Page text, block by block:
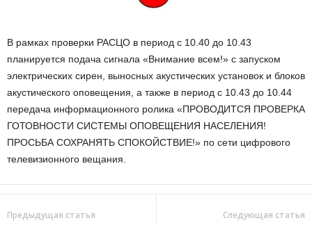
В рамках проверки РАСЦО в период с 10.40 до 10.43
планируется подача сигнала «Внимание всем!» с запуском
электрических сирен, выносных акустических установок и блоков
акустического оповещения, а также в период с 10.43 до 10.44
передача информационного ролика «ПРОВОДИТСЯ ПРОВЕРКА
ГОТОВНОСТИ СИСТЕМЫ ОПОВЕЩЕНИЯ НАСЕЛЕНИЯ!
ПРОСЬБА СОХРАНЯТЬ СПОКОЙСТВИЕ!» по сети цифрового
телевизионного вещания.
Предыдущая статья Следующая статья